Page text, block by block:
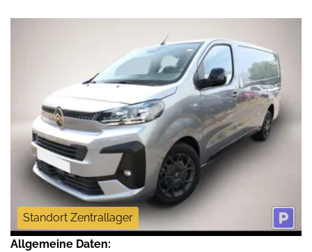
Standort Zentrallager
Allgemeine Daten: